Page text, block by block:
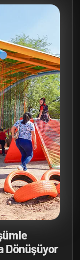
Dönüşüyor